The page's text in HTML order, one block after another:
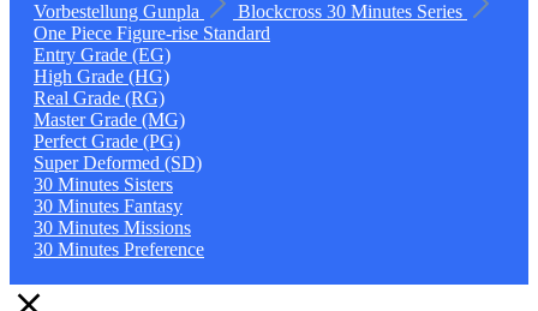
Vorbestellung Gunpla Blockcross 30 Minutes Series
One Piece Figure-rise Standard
Entry Grade (EG)
High Grade (HG)
Real Grade (RG)
Master Grade (MG)
Perfect Grade (PG)
Super Deformed (SD)
30 Minutes Sisters
30 Minutes Fantasy
30 Minutes Missions
30 Minutes Preference